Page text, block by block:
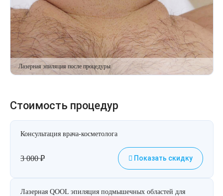
Лазерная эпиляция после процедуры
Стоимость процедур
Консультация врача-косметолога
3 000₽ Показать скидку
Лазерная QOOL эпиляция подмышечных областей для